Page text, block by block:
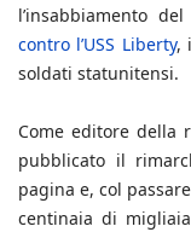
l’insabbiamento del
contro l’USS Liberty,
soldati statunitensi.
Come editore della
pubblicato il
pagina e, col
centinaia di